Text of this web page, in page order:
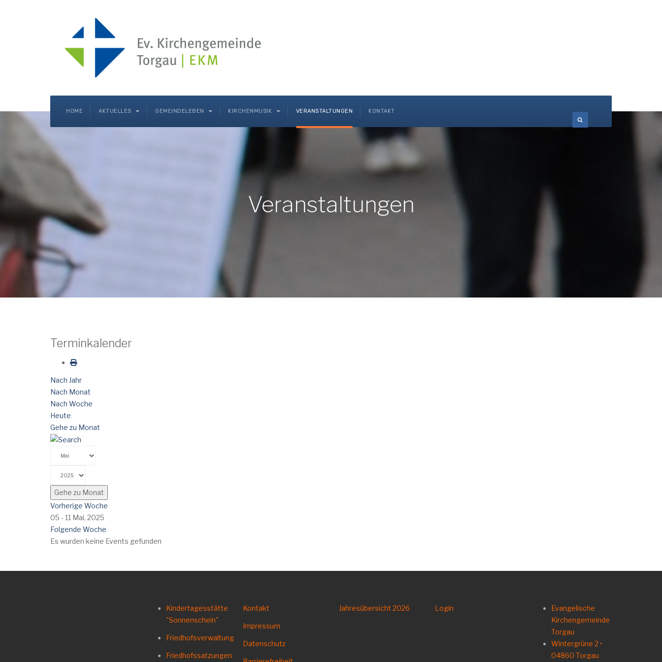
HOME AKTUELLES GEMEINDELEBEN KIRCHENMUSIK VERANSTALTUNGEN KONTAKT
Veranstaltungen
Terminkalender
Nach Jahr
Nach Monat
Nach Woche
Heute
Gehe zu Monat
Gehe zu Monat
Vorherige Woche
05 - 11 Mai, 2025
Folgende Woche
Es wurden keine Events gefunden
Kindertagesstätte
"Sonnenschein"
Friedhofsverwaltung
Friedhofssatzungen
Kontakt
Impressum
Datenschutz
Jahresübersicht 2026 Login
Evangelische
Kirchengemeinde
Torgau
Wintergrüne 2 •
04860 Torgau